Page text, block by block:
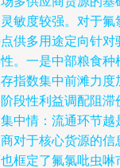
敏度较强。对于
供多用途定向针
。一是中部粮食
指数集中前滩力
段性利益调配阻
中情：流通环节
对于核心货源的
框定了氟氯吡虫啉